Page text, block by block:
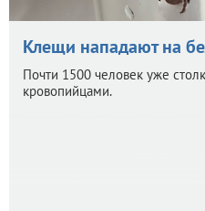
Клещи нападают на
Почти 1500 человек уже
кровопийцами.